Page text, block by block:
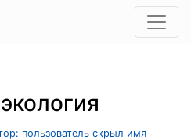
пользователь скрыл имя